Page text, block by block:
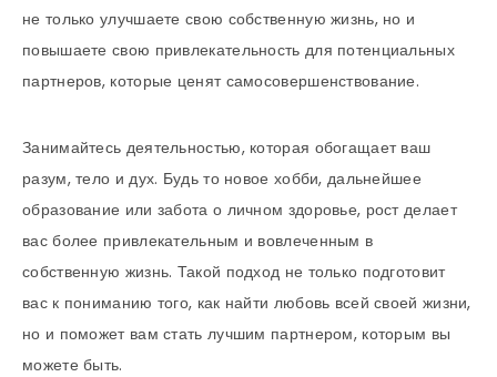
не только улучшаете свою собственную жизнь, но и
повышаете свою привлекательность для потенциальных
партнеров, которые ценят самосовершенствование.
Занимайтесь деятельностью, которая обогащает ваш
разум, тело и дух. Будь то новое хобби, дальнейшее
образование или забота о личном здоровье, рост делает
вас более привлекательным и вовлеченным в
собственную жизнь. Такой подход не только подготовит
вас к пониманию того, как найти любовь всей своей жизни,
но и поможет вам стать лучшим партнером, которым вы
можете быть.